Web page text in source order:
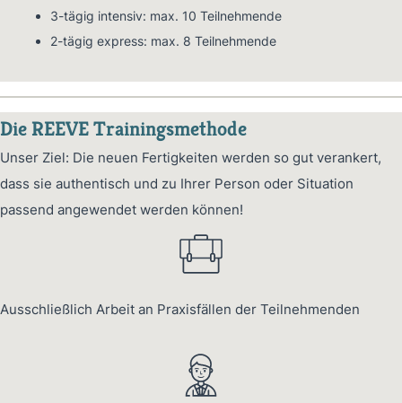
3-tägig intensiv: max. 10 Teilnehmende
2-tägig express: max. 8 Teilnehmende
Die REEVE Trainingsmethode
Unser Ziel: Die neuen Fertigkeiten werden so gut verankert,
dass sie authentisch und zu Ihrer Person oder Situation
passend angewendet werden können!
Ausschließlich Arbeit an Praxisfällen der Teilnehmenden